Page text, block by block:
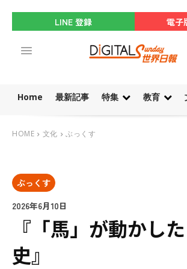
LINE 登録 電子
Home 最新記事 特集 教育
HOME 文化 ぶっくす
ぶっくす
2026年6月10日
『「馬」が動かし
史』